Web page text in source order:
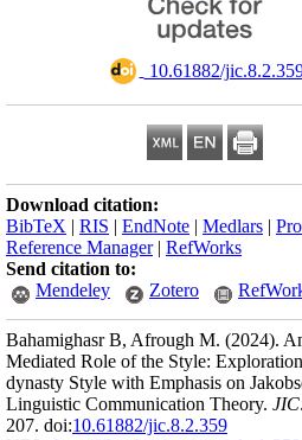
10.61882/
Download citation:
BibTeX | RIS | EndNote | Medlars |
Reference Manager| RefWorks
Send citation to:
Mendeley
Zotero
Bahamighasr B, Afrough M. (2024).
Mediated Role of the Style:
dynasty Style with Emphasis on
Linguistic Communication Theory. JIC.
207. doi:10.61882/jic.8.2.359